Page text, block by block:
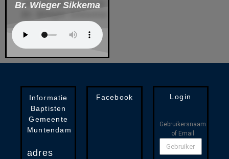
Br. Wieger Sikkema
Informatie
Baptisten
Gemeente
Muntendam
adres
Facebook Login
Gebruikersnaam
of Email